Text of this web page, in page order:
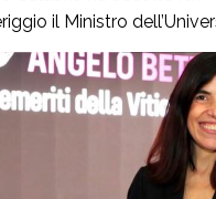
il Ministro
Prof.ssa Anna
del Sindaco della
Cannizzaro. Al suo
ha inaugurato un nuovo
denominato “Oasi
dall’Unità Verde e